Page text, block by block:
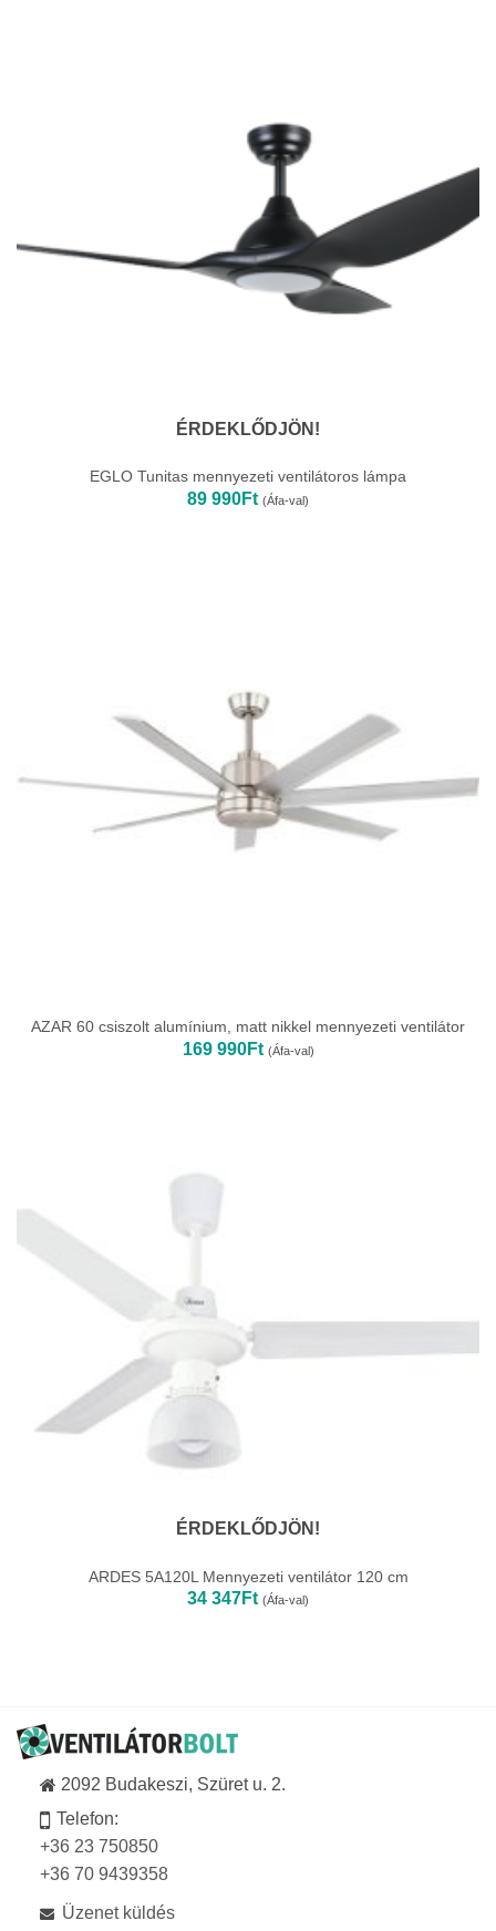
ÉRDEKLŐDJÖN!
EGLO Tunitas mennyezeti ventilátoros lámpa
89 990Ft (Áfa-val)
AZAR 60 csiszolt alumínium, matt nikkel mennyezeti ventilátor
169 990Ft (Áfa-val)
ÉRDEKLŐDJÖN!
ARDES 5A120L Mennyezeti ventilátor 120 cm
34 347Ft (Áfa-val)
2092 Budakeszi, Szüret u. 2.
Telefon:
+36 23 750850
+36 70 9439358
Üzenet küldés